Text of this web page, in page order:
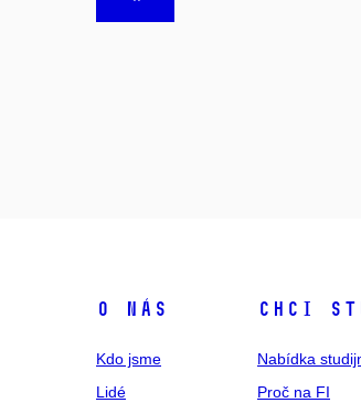
O NÁS
Kdo jsme
Lidé
CHCI
Nabídka
Proč na FI